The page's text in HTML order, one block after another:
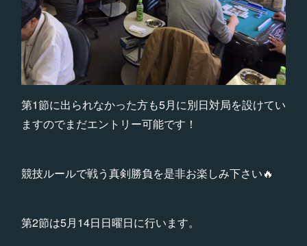
第1節に出られなかった方も5月に別日対局を設けてい
ますのでまだエントリー可能です！
競技ルールで戦う真剣勝負を是非お楽しみ下さい🔥
第2節は5月14日日曜日に行います。